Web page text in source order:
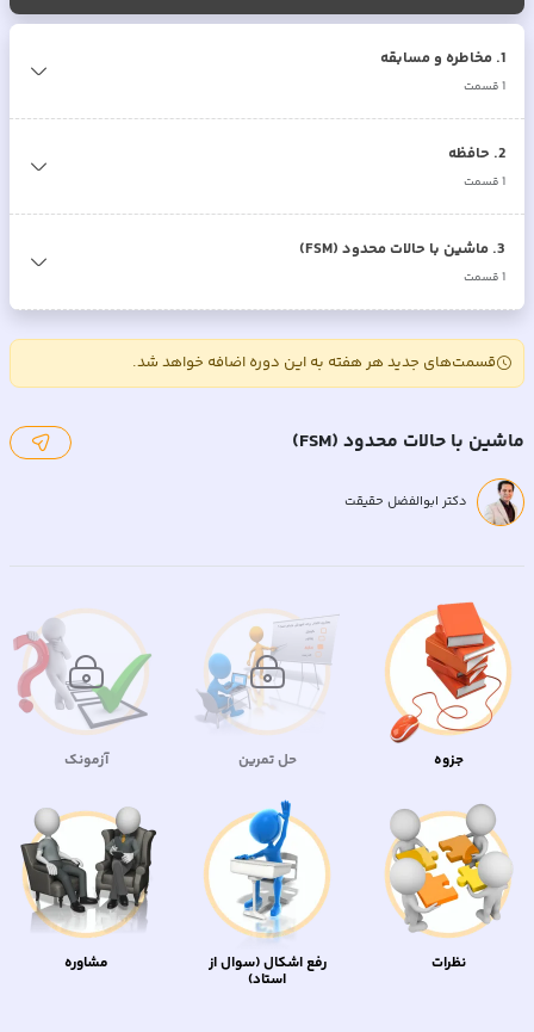
1
. مخاطره و مسابقه
1قسمت
2
. حافظه
1قسمت
3
. ماشین با حالات محدود (FSM)
1قسمت
قسمت‌های جدید هر هفته به این دوره اضافه خواهد شد.
ماشین با حالات محدود (FSM)
دکتر ابوالفضل حقیقت
جزوه حل تمرین آزمونک
نظرات رفع اشکال (سوال از
استاد)
مشاوره